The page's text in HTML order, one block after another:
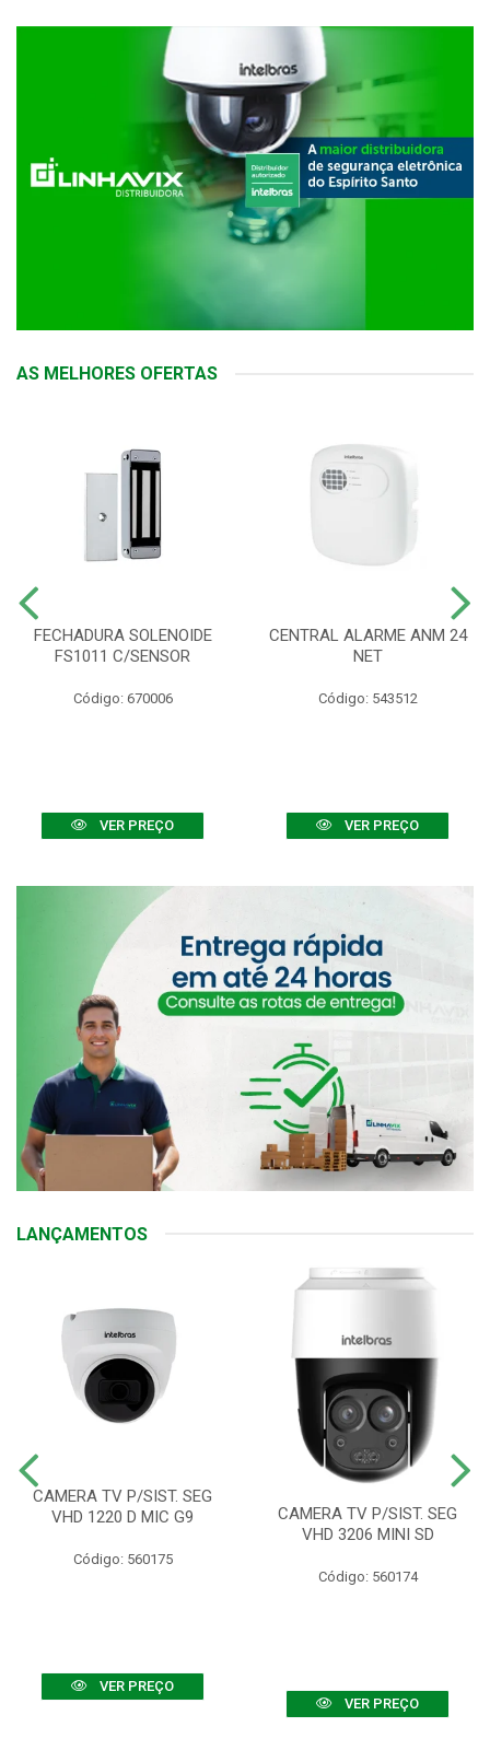
AS MELHORES OFERTAS
FECHADURA SOLENOIDE
FS1011 C/SENSOR
Código: 670006
VER PREÇO
CENTRAL ALARME ANM 24
NET
Código: 543512
VER PREÇO
LANÇAMENTOS
CAMERA TV P/SIST. SEG
VHD 1220 D MIC G9
Código: 560175
VER PREÇO
CAMERA TV P/SIST. SEG
VHD 3206 MINI SD
Código: 560174
VER PREÇO